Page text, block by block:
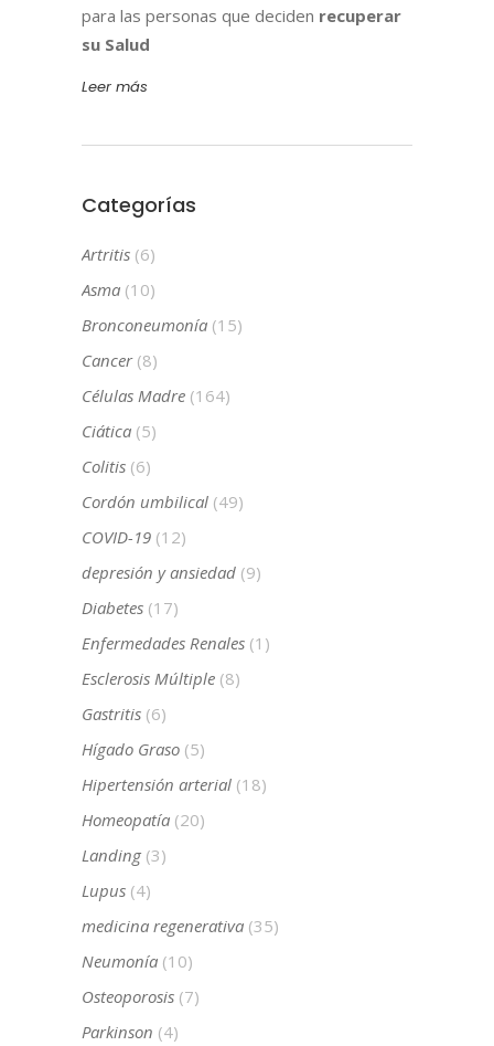
para las personas que deciden recuperar
su Salud
Leer más
Categorías
Artritis (6)
Asma (10)
Bronconeumonía (15)
Cancer(8)
Células Madre (164)
Ciática (5)
Colitis (6)
Cordón umbilical (49)
COVID-19 (12)
depresión y ansiedad (9)
Diabetes (17)
Enfermedades Renales (1)
Esclerosis Múltiple (8)
Gastritis (6)
Hígado Graso (5)
Hipertensión arterial (18)
Homeopatía (20)
Landing (3)
Lupus (4)
medicina regenerativa (35)
Neumonía (10)
Osteoporosis (7)
Parkinson (4)